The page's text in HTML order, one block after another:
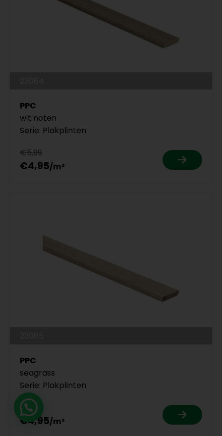
PPC
wit noten
Serie: Plakplinten
€5,99
€4,95
PPC
seagrass
Serie: Plakplinten
€5,99
€4,95